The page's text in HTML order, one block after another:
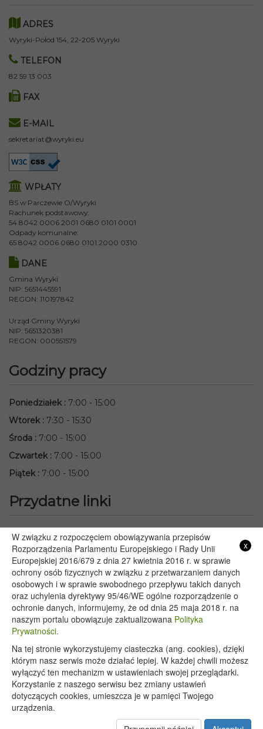
ADRES
Wyryki-Połód 154, 22-205 Wyryki
TELEFON
82 59 13 003
FAX
E-MAIL
sekretariat@wyryki.eu
WPŁATY
BS w Parczewie O/Wyryki
Rachunek podstawowy:
54 8042 0006 2001 0680 0101 0001
Odpady komunalne:
65 8042 0006 0680 0101 2000 0310
DANE
Gmina Wyryki
NIP: 5651445591
REGON: 110197842
Urząd Gminy Wyryki
NIP: 5651320381
REGON: 000551579
Godziny pracy
Poniedziałek: 7:00 - 15:00
Wtorek: 7:30 - 15:30
Środa : 7:00 - 15:00
Czwartek: 7:00 - 15:00
Piątek: 7:00 - 15:00
Przydatne linki
Starostwo Powiatowe we Włodawie
Lubelski Urząd Wojewódzki w Lublinie
Urząd Marszałkowski Województwa Lubelskiego w Lublinie
Serwis Rzeczypospolitej Polskiej
PGE – Planowane wyłączenia prądu
Poczta E-mail
Copyright 2020@ - Urząd Gminy Wyryki
x
W związku z rozpoczęciem obowiązywania przepisów
Rozporządzenia Parlamentu Europejskiego i Rady Unii
Europejskiej 2016/679 z dnia 27 kwietnia 2016 r. w sprawie
ochrony osób fizycznych w związku z przetwarzaniem danych
osobowych i w sprawie swobodnego przepływu takich danych
oraz uchylenia dyrektywy 95/46/WE ogólne rozporządzenie o
ochronie danych, informujemy, że od dnia 25 maja 2018 r. na
naszym portalu obowiązuje zaktualizowana Polityka
Prywatności.
Na tej stronie wykorzystujemy ciasteczka (ang. cookies), dzięki
którym nasz serwis może działać lepiej. W każdej chwili możesz
wyłączyć ten mechanizm w ustawieniach swojej przeglądarki.
Korzystanie z naszego serwisu bez zmiany ustawień
dotyczących cookies, umieszcza je w pamięci Twojego
urządzenia.